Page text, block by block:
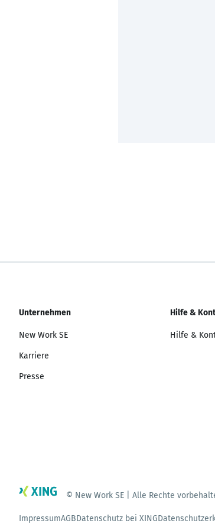
Unternehmen
New Work SE
Karriere
Presse
Hilfe &
Hilfe &
© New Work SE | Alle Rechte
ImpressumAGBDatenschutz bei XING